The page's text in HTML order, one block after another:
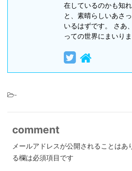
在しているのかも知
と、素晴らしいあさ
いるはずです。 さあ
っての世界にまいりま
-
comment
メールアドレスが公開されることはあ
る欄は必須項目です